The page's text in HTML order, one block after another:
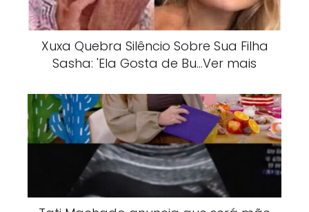
Xuxa Quebra Silêncio Sobre Sua Filha
Sasha: 'Ela Gosta de Bu…Ver mais